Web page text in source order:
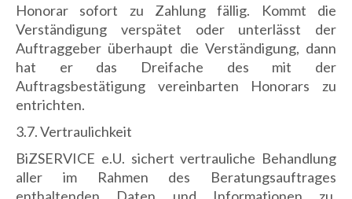
Honorar sofort zu Zahlung fällig. Kommt die
Verständigung verspätet oder unterlässt der
Auftraggeber überhaupt die Verständigung, dann
hat er das Dreifache des mit der
Auftragsbestätigung vereinbarten Honorars zu
entrichten.
3.7. Vertraulichkeit
BiZSERVICE e.U. sichert vertrauliche Behandlung
aller im Rahmen des Beratungsauftrages